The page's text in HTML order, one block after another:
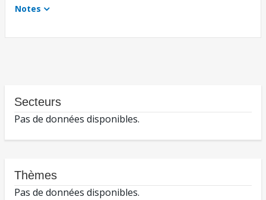
Notes
Secteurs
Pas de données disponibles.
Thèmes
Pas de données disponibles.